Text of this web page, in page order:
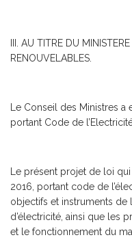
III. AU TITRE DU
RENOUVELABLES.
Le Conseil des Ministres
portant Code de
Le présent projet de loi
2016, portant code de
objectifs et instruments de
d’électricité, ainsi que les
et le fonctionnement du